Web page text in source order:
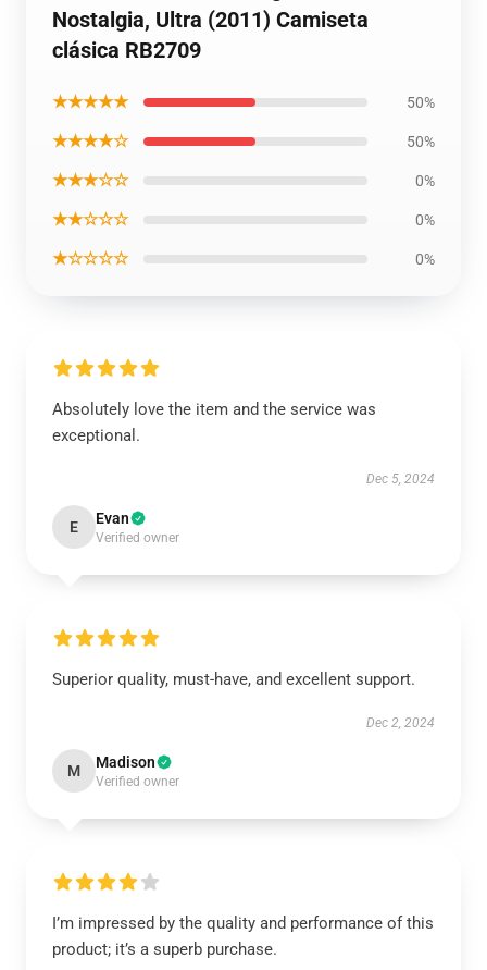
Nostalgia, Ultra (2011) Camiseta
clásica RB2709
★★★★★ 50%
★★★★☆ 50%
★★★☆☆ 0%
★★☆☆☆ 0%
★☆☆☆☆ 0%
Absolutely love the item and the service was
exceptional.
Dec 5, 2024
E Evan
Verified owner
Superior quality, must-have, and excellent support.
Dec 2, 2024
M Madison
Verified owner
I’m impressed by the quality and performance of this
product; it’s a superb purchase.